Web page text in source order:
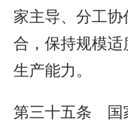
家主导、分工
合，保持规模
生产能力。
第三十五条 国